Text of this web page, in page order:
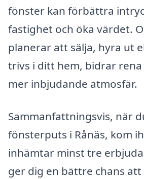
fönster kan förbättra
fastighet och öka värdet.
planerar att sälja, hyra ut
trivs i ditt hem, bidrar
mer inbjudande atmosfär.
Sammanfattningsvis, när
fönsterputs i Rånäs, kom
inhämtar minst tre
ger dig en bättre chans